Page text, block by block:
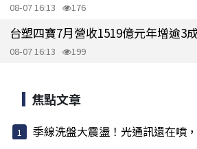
08-07 16:13 176
台塑四寶7月營收1519億元年增逾
08-07 16:13 199
焦點文章
季線洗盤大震盪！光通訊還在噴